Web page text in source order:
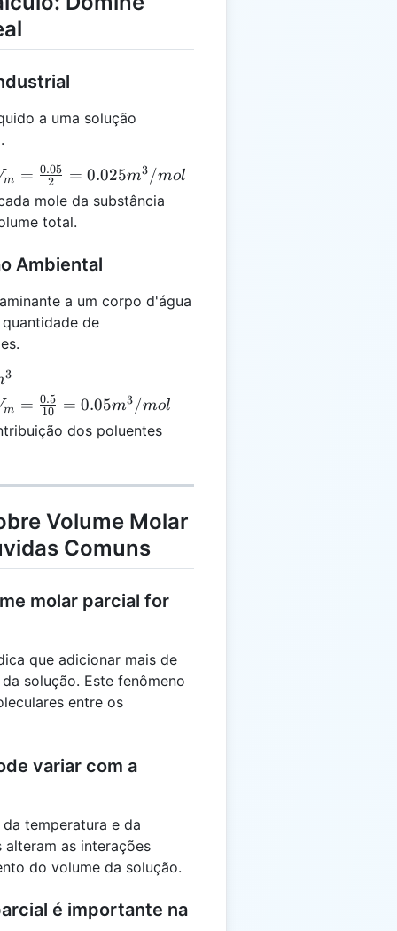
a uma solução
=
=
mol
m = 2
0.05 = 0.025m3/mol
mole da substância
total.
Ambiental
a um corpo d'água
de
3
=
{10} =
mol
m = 10
0.5 = 0.05m3/mol
dos poluentes
Volume Molar
Comuns
molar parcial for
que adicionar mais de
solução. Este fenômeno
entre os
variar com a
temperatura e da
alteram as interações
do volume da solução.
é importante na